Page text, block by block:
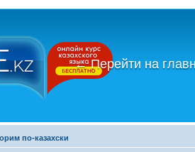
←Перейти на
по-казахски